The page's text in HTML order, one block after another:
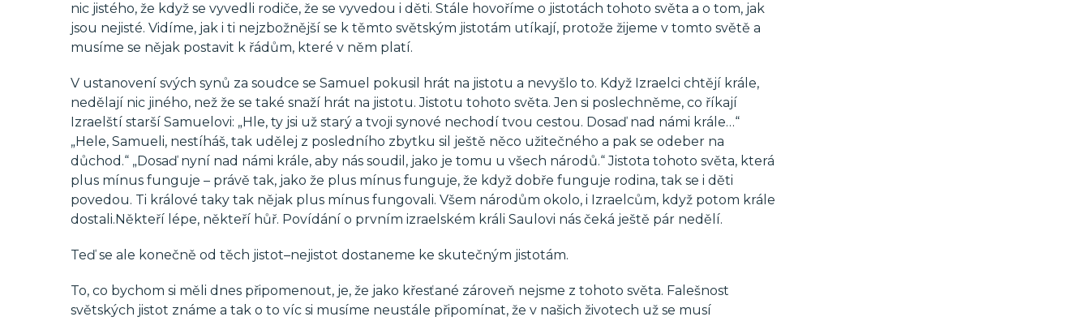
nic jistého, že když se vyvedli rodiče, že se vyvedou i děti. Stále hovoříme o jistotách tohoto světa a o tom, jak
jsou nejisté. Vidíme, jak i ti nejzbožnější se k těmto světským jistotám utíkají, protože žijeme v tomto světě a
musíme se nějak postavit k řádům, které v něm platí.
V ustanovení svých synů za soudce se Samuel pokusil hrát na jistotu a nevyšlo to. Když Izraelci chtějí krále,
nedělají nic jiného, než že se také snaží hrát na jistotu. Jistotu tohoto světa. Jen si poslechněme, co říkají
Izraelští starší Samuelovi: „Hle, ty jsi už starý a tvoji synové nechodí tvou cestou. Dosaď nad námi krále…“
„Hele, Samueli, nestíháš, tak udělej z posledního zbytku sil ještě něco užitečného a pak se odeber na
důchod.“ „Dosaď nyní nad námi krále, aby nás soudil, jako je tomu u všech národů.“ Jistota tohoto světa, která
plus mínus funguje – právě tak, jako že plus mínus funguje, že když dobře funguje rodina, tak se i děti
povedou. Ti králové taky tak nějak plus mínus fungovali. Všem národům okolo, i Izraelcům, když potom krále
dostali.Někteří lépe, někteří hůř. Povídání o prvním izraelském králi Saulovi nás čeká ještě pár nedělí.
Teď se ale konečně od těch jistot–nejistot dostaneme ke skutečným jistotám.
To, co bychom si měli dnes připomenout, je, že jako křesťané zároveň nejsme z tohoto světa. Falešnost
světských jistot známe a tak o to víc si musíme neustále připomínat, že v našich životech už se musí